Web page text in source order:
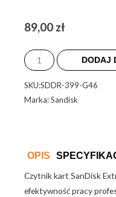
89,00 zł
SANDISK
PRO
SD
czytnik
DODAJ
SKU:SDDR-399-G46
Marka: Sandisk
OPIS
Czytnik kart SanDisk
efektywność pracy